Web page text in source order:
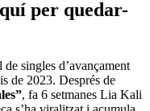
per quedar-
singles d’avançament
de 2023. Després de
, fa 6 setmanes Lia Kali